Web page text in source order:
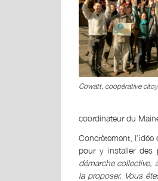
Cowatt, coopérative
coordinateur du
Concrètement,
pour y installer des
démarche collective,
la proposer. Vous